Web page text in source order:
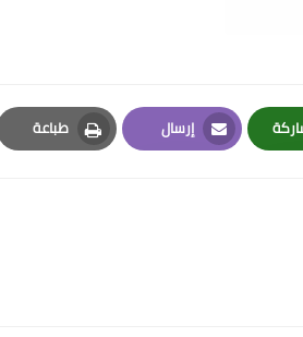
إرسال
Email
طباعة
Print